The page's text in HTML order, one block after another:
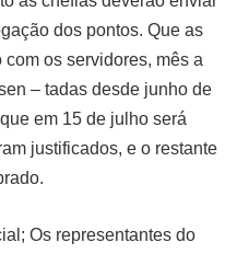
dos pontos. Que as
os servidores, mês a
– tadas desde junho de
em 15 de julho será
justificados, e o restante
Os representantes do